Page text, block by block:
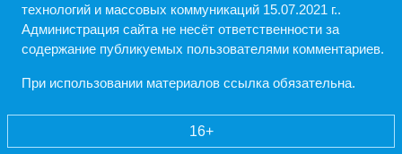
технологий и массовых коммуникаций 15.07.2021 г..
Администрация cайта не несёт ответственности за
содержание публикуемых пользователями комментариев.
При использовании материалов ссылка обязательна.
16+